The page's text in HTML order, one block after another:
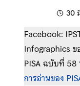
30
Facebook:
Infographics
PISA ฉบับที่ 58
การอ่านของ